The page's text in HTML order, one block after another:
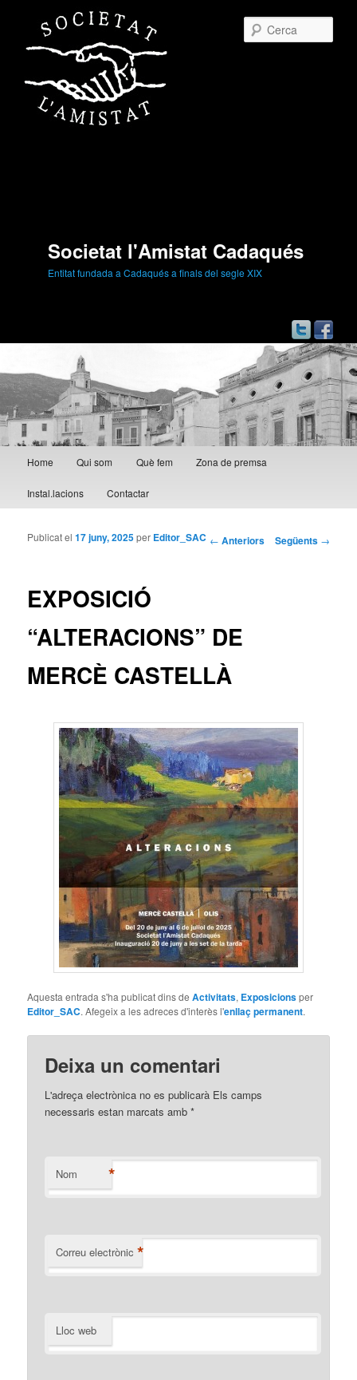
Societat l'Amistat Cadaqués
Entitat fundada a Cadaqués a finals del segle XIX
Aneu al contingut principal
Aneu al contingut secundari
Home Qui som Què fem Zona de premsa
Instal.lacions Contactar
Navegació per les
← Anteriors Següents →
EXPOSICIÓ
“ALTERACIONS” DE
MERCÈ CASTELLÀ
Publicat el17 juny, 2025per Editor_SAC
Aquesta entrada s'ha publicat dins deActivitats, Exposicionsper
Editor_SAC. Afegeix a les adreces d'interès l'enllaç permanent.
Deixa un comentari
L'adreça electrònica no es publicarà Els camps
necessaris estan marcats amb*
Nom *
Correu electrònic *
Lloc web